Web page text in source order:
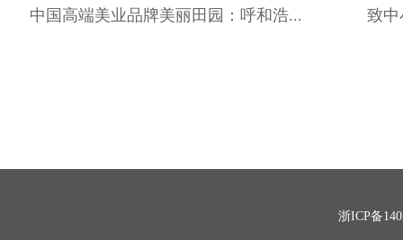
中国高端美业品牌美丽田园：呼和浩...
致中
浙ICP备